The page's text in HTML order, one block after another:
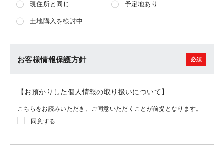
現住所と同じ 予定地あり
土地購入を検討中
お客様情報保護方針
【お預かりした個人情報の取り扱いについて】
こちらをお読みいただき、ご同意いただくことが前提となります。
同意する